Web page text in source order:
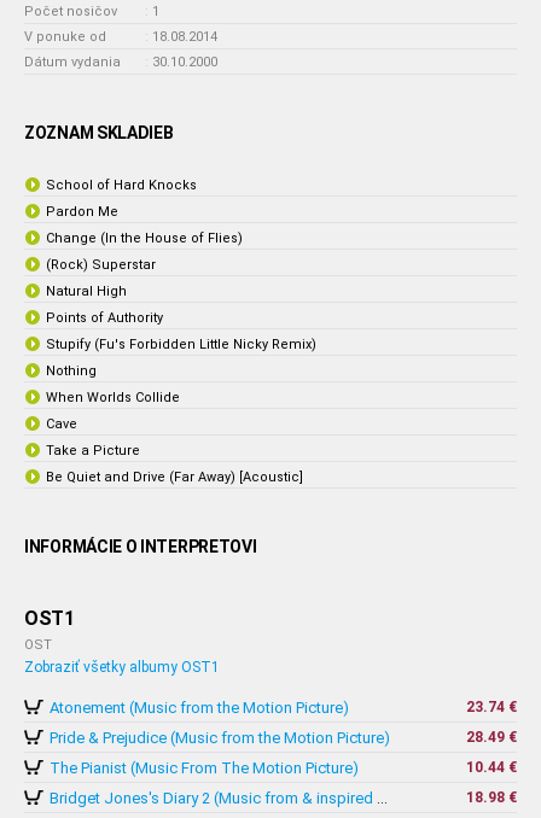
Počet nosičov
: 1
V ponuke od
: 18.08.2014
Dátum vydania
: 30.10.2000
ZOZNAM SKLADIEB
School of Hard Knocks
Pardon Me
Change (In the House of Flies)
(Rock) Superstar
Natural High
Points of Authority
Stupify (Fu's Forbidden Little Nicky Remix)
Nothing
When Worlds Collide
Cave
Take a Picture
Be Quiet and Drive (Far Away) [Acoustic]
INFORMÁCIE O INTERPRETOVI
OST1
OST
Zobraziť všetky albumy OST1
Atonement (Music from the Motion Picture) 23.74 €
Pride & Prejudice (Music from the Motion Picture) 28.49 €
The Pianist (Music From The Motion Picture)
10.44 €
Bridget Jones's Diary 2 (Music from & inspired by The Motion Picture)
18.98 €